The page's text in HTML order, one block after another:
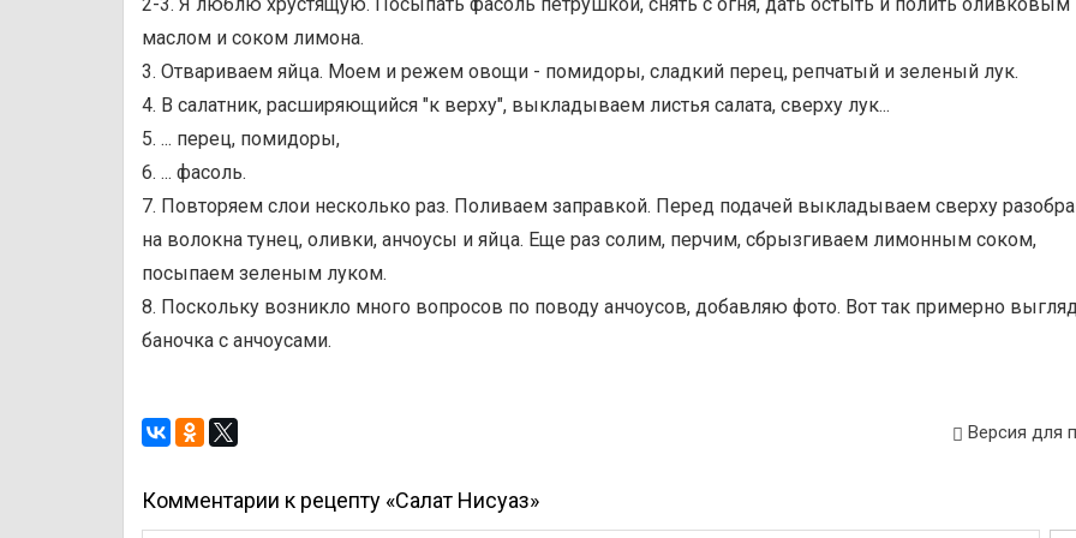
маслом и соком лимона.
3. Отвариваем яйца. Моем и режем овощи - помидоры, сладкий перец, репчатый и зеленый лук.
4. В салатник, расширяющийся "к верху", выкладываем листья салата, сверху лук...
5. ... перец, помидоры,
6. ... фасоль.
7. Повторяем слои несколько раз. Поливаем заправкой. Перед подачей выкладываем сверху
на волокна тунец, оливки, анчоусы и яйца. Еще раз солим, перчим, сбрызгиваем лимонным соком,
посыпаем зеленым луком.
8. Поскольку возникло много вопросов по поводу анчоусов, добавляю фото. Вот так примерно
баночка с анчоусами.
Версия для
Комментарии к рецепту «Салат Нисуаз»